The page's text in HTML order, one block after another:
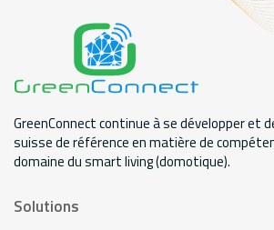
GreenConnect continue à se développer et
suisse de référence en matière de
domaine du smart living (domotique).
Solutions